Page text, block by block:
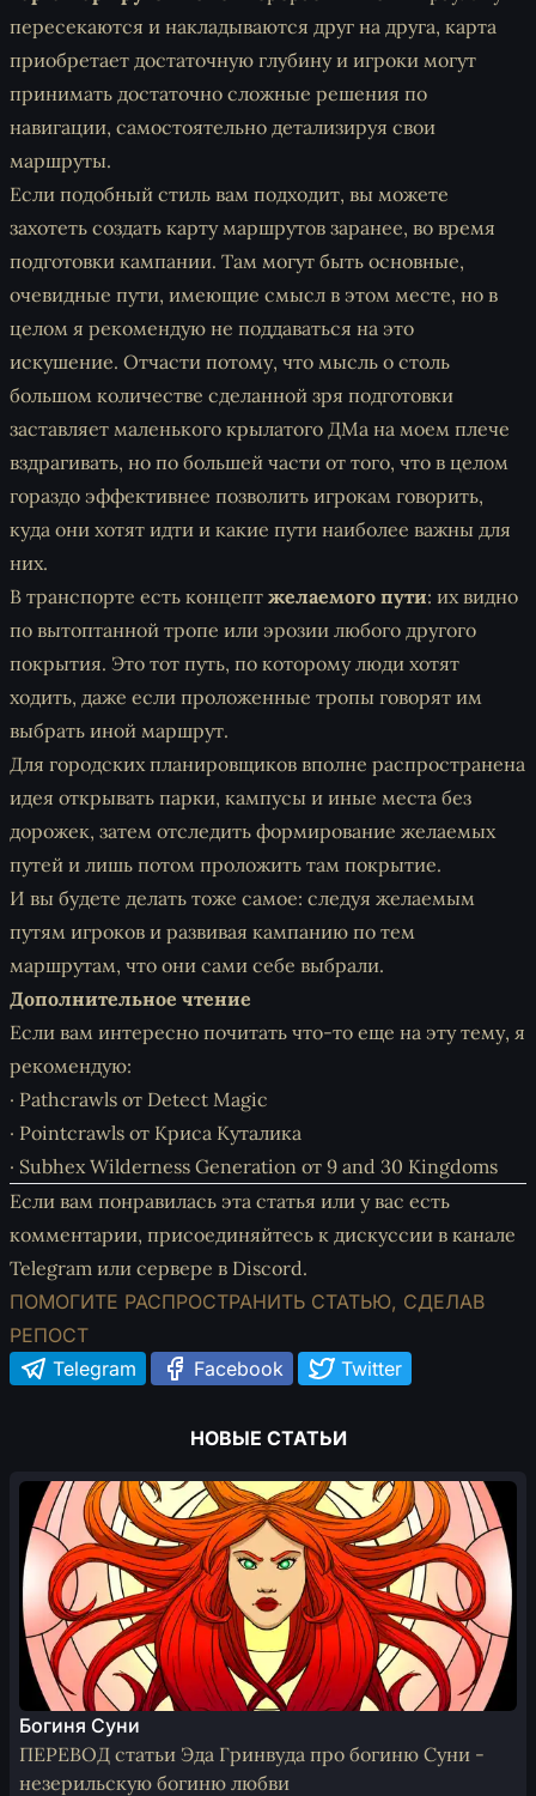
пересекаются и накладываются друг на друга, карта
приобретает достаточную глубину и игроки могут
принимать достаточно сложные решения по
навигации, самостоятельно детализируя свои
маршруты.
Если подобный стиль вам подходит, вы можете
захотеть создать карту маршрутов заранее, во время
подготовки кампании. Там могут быть основные,
очевидные пути, имеющие смысл в этом месте, но в
целом я рекомендую не поддаваться на это
искушение. Отчасти потому, что мысль о столь
большом количестве сделанной зря подготовки
заставляет маленького крылатого ДМа на моем плече
вздрагивать, но по большей части от того, что в целом
гораздо эффективнее позволить игрокам говорить,
куда они хотят идти и какие пути наиболее важны для
них.
В транспорте есть концепт желаемого пути: их видно
по вытоптанной тропе или эрозии любого другого
покрытия. Это тот путь, по которому люди хотят
ходить, даже если проложенные тропы говорят им
выбрать иной маршрут.
Для городских планировщиков вполне распространена
идея открывать парки, кампусы и иные места без
дорожек, затем отследить формирование желаемых
путей и лишь потом проложить там покрытие.
И вы будете делать тоже самое: следуя желаемым
путям игроков и развивая кампанию по тем
маршрутам, что они сами себе выбрали.
Дополнительное чтение
Если вам интересно почитать что-то еще на эту тему, я
рекомендую:
· Pathcrawls от Detect Magic
· Pointcrawls от Криса Куталика
· Subhex Wilderness Generation от 9 and 30 Kingdoms
Если вам понравилась эта статья или у вас есть
комментарии, присоединяйтесь к дискуссии в канале
Telegram или сервере в Discord.
ПОМОГИТЕ РАСПРОСТРАНИТЬ СТАТЬЮ, СДЕЛАВ
РЕПОСТ
Telegram
Facebook Twitter
НОВЫЕ СТАТЬИ
Богиня Суни
ПЕРЕВОД статьи Эда Гринвуда про богиню Суни -
незерильскую богиню любви